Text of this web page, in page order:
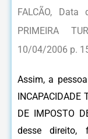
FALCÃO,
PRIMEIRA
10/04/2006 p.
Assim, a
DE IMPOSTO
desse direito,